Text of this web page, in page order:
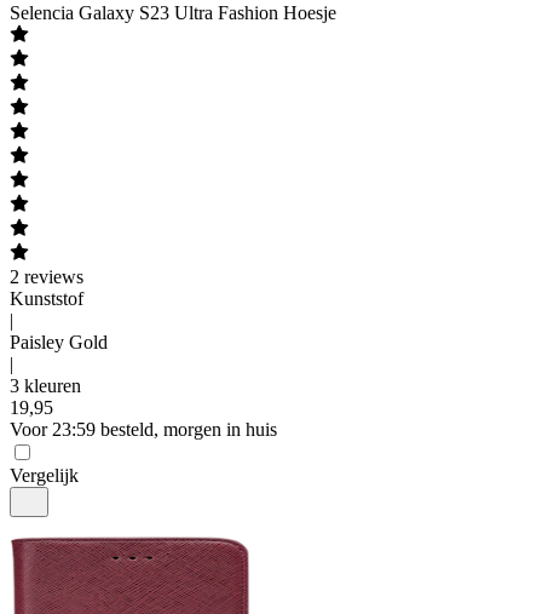
Selencia Galaxy S23 Ultra Fashion Hoesje
2 reviews
Kunststof
|
Paisley Gold
|
3 kleuren
19,95
Voor 23:59 besteld, morgen in huis
Vergelijk